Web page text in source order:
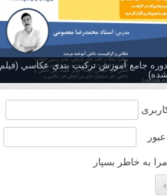
دوره جامع آموزش تركيب بندي عكاسي (فیلم
مرا به خاطر بسپار